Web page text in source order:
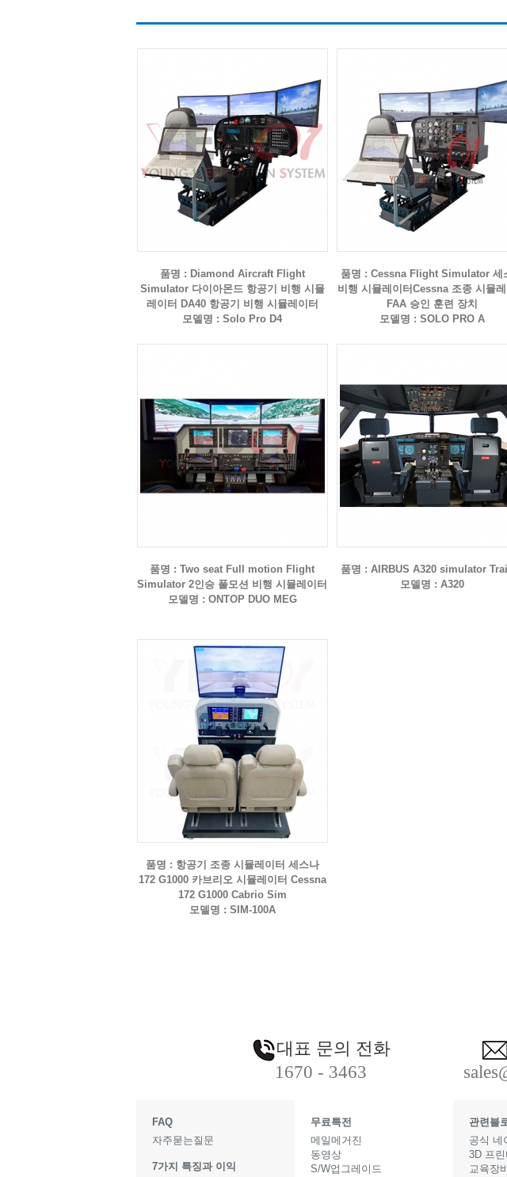
품명 : Diamond Aircraft Flight
Simulator 다이아몬드 항공기 비행 시뮬
레이터 DA40 항공기 비행 시뮬레이터
모델명 : Solo Pro D4
품명 : Cessna Flight Simulator 세
비행 시뮬레이터Cessna 조종 시뮬레
FAA 승인 훈련 장치
모델명 : SOLO PRO A
품명 : Two seat Full motion Flight
Simulator 2인승 풀모션 비행 시뮬레이터
모델명 : ONTOP DUO MEG
품명 : AIRBUS A320 simulator
모델명 : A320
품명 : 항공기 조종 시뮬레이터 세스나
172 G1000 카브리오 시뮬레이터 Cessna
172 G1000 Cabrio Sim
모델명 : SIM-100A
대표 문의 전화
1670 - 3463
FAQ
자주묻는질문
7가지 특징과 이익
무료특전
메일메거진
동영상
S/W업그레이드
관련블
공식 네
3D 프
교육장